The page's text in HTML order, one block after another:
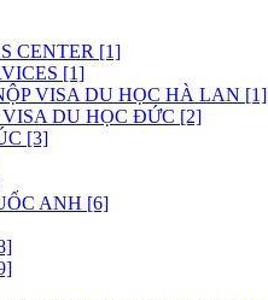
CENTER [1]
[1]
VISA DU HỌC HÀ LAN [1]
DU HỌC ĐỨC [2]
[3]
ANH [6]